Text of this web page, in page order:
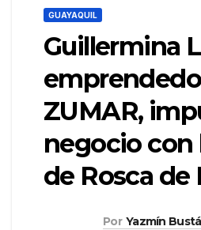
GUAYAQUIL
Guillermina
ZUMAR,
negocio con
de Rosca de
Por Yazmín